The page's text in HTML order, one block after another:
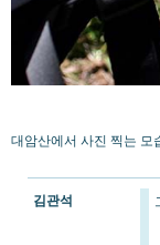
대암산에서 사진 찍는 모
김관석